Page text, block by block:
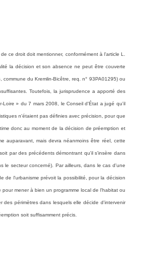
ce droit doit mentionner, conformément à l'article L.
la décision et son absence ne peut être couverte
du Kremlin-Bicêtre, req. n° 93PA01295) ou
Toutefois, la jurisprudence a apporté des
Loire » du 7 mars 2008, le Conseil d'État a jugé qu'il
n'étaient pas définies avec précision, pour que
donc au moment de la décision de préemption et
auparavant, mais devra néanmoins être réel, cette
par des précédents démontrant qu'il s'insère dans
le secteur concerné). Par ailleurs, dans le cas d'une
de l'urbanisme prévoit la possibilité, pour la décision
mener à bien un programme local de l'habitat ou
périmètres dans lesquels elle décide d'intervenir
soit suffisamment précis.